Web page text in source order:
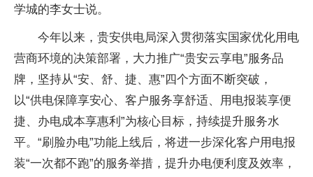
学城的李女士说。
今年以来，贵安供电局深入贯彻落实国家优化用电
营商环境的决策部署，大力推广“贵安云享电”服务品
牌，坚持从“安、舒、捷、惠”四个方面不断突破，
以“供电保障享安心、客户服务享舒适、用电报装享便
捷、办电成本享惠利”为核心目标，持续提升服务水
平。“刷脸办电”功能上线后，将进一步深化客户用电报
装“一次都不跑”的服务举措，提升办电便利度及效率，